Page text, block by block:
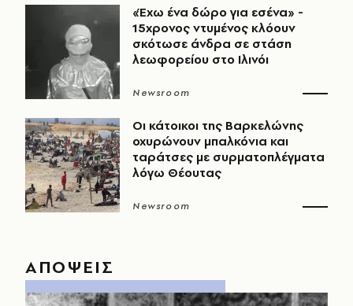
«Έχω ένα δώρο για εσένα» -
15χρονος ντυμένος κλόουν
σκότωσε άνδρα σε στάση
λεωφορείου στο Ιλινόι
Newsroom
Οι κάτοικοι της Βαρκελώνης
οχυρώνουν μπαλκόνια και
ταράτσες με συρματοπλέγματα
λόγω Θέουτας
Newsroom
ΑΠΟΨΕΙΣ